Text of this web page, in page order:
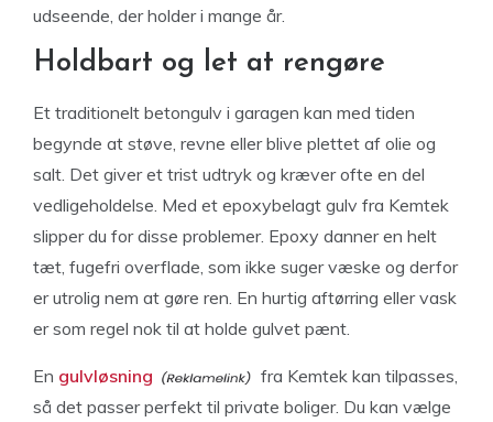
udseende, der holder i mange år.
Holdbart og let at rengøre
Et traditionelt betongulv i garagen kan med tiden
begynde at støve, revne eller blive plettet af olie og
salt. Det giver et trist udtryk og kræver ofte en del
vedligeholdelse. Med et epoxybelagt gulv fra Kemtek
slipper du for disse problemer. Epoxy danner en helt
tæt, fugefri overflade, som ikke suger væske og derfor
er utrolig nem at gøre ren. En hurtig aftørring eller vask
er som regel nok til at holde gulvet pænt.
En gulvløsning
fra Kemtek kan tilpasses,
så det passer perfekt til private boliger. Du kan vælge